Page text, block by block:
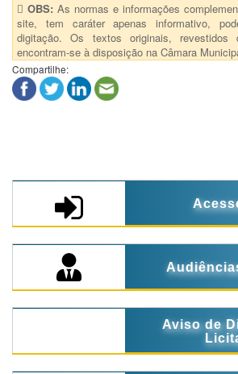
OBS: As normas e informações
site, tem caráter apenas informativo,
digitação. Os textos originais, revestidos
encontram-se à disposição na Câmara
Compartilhe:
Aviso de